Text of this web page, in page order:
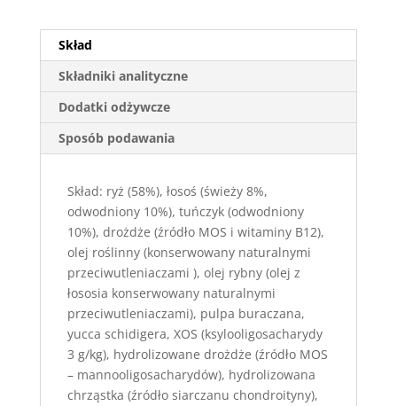
Skład
Składniki analityczne
Dodatki odżywcze
Sposób podawania
Skład: ryż (58%), łosoś (świeży 8%,
odwodniony 10%), tuńczyk (odwodniony
10%), drożdże (źródło MOS i witaminy B12),
olej roślinny (konserwowany naturalnymi
przeciwutleniaczami ), olej rybny (olej z
łososia konserwowany naturalnymi
przeciwutleniaczami), pulpa buraczana,
yucca schidigera, XOS (ksylooligosacharydy
3 g/kg), hydrolizowane drożdże (źródło MOS
– mannooligosacharydów), hydrolizowana
chrząstka (źródło siarczanu chondroityny),